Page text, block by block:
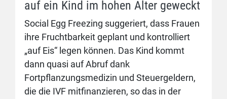
auf ein Kind im hohen Alter geweckt
Social Egg Freezing suggeriert, dass Frauen
ihre Fruchtbarkeit geplant und kontrolliert
„auf Eis“ legen können. Das Kind kommt
dann quasi auf Abruf dank
Fortpflanzungsmedizin und Steuergeldern,
die die IVF mitfinanzieren, so das in der